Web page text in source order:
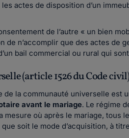
actes de disposition d’un
de l’autre « un bien
de n’accomplir que des actes de
bail commercial ou rural qui
(article 1526 du Code
de la communauté universelle est
avant le mariage. Le régime
où après le mariage, tous
soit le mode d’acquisition, à